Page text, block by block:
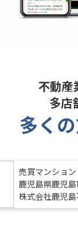
不動産
多店
多く
マンション
島県鹿児島市
会社鹿児島不動産バ
様